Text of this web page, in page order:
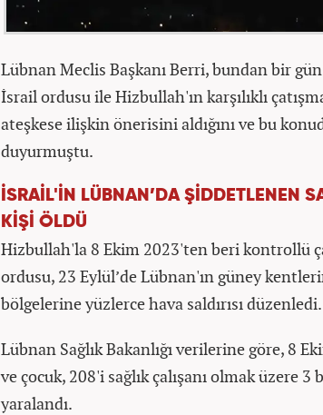
Lübnan Meclis Başkanı Berri, bundan bir
İsrail ordusu ile Hizbullah'ın karşılıklı
ateşkese ilişkin önerisini aldığını ve bu
duyurmuştu.
İSRAİL'İN LÜBNAN’DA ŞİDDETLENEN
KİŞİ ÖLDÜ
Hizbullah'la 8 Ekim 2023'ten beri kontrollü
ordusu, 23 Eylül’de Lübnan'ın güney
bölgelerine yüzlerce hava saldırısı düzenledi.
Lübnan Sağlık Bakanlığı verilerine göre, 8
ve çocuk, 208'i sağlık çalışanı olmak üzere
yaralandı.